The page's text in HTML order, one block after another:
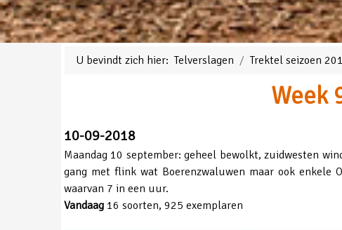
U bevindt zich hier:Telverslagen Trektel seizoen
Week
10-09-2018
Maandag 10 september: geheel bewolkt, zuidwesten
gang met flink wat Boerenzwaluwen maar ook enkele
waarvan 7 in een uur.
Vandaag 16 soorten, 925 exemplaren